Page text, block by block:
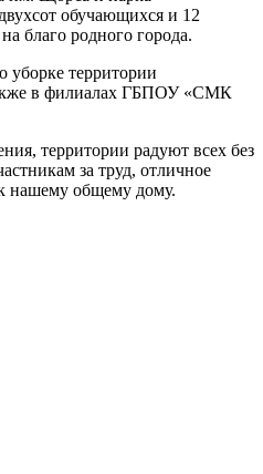
обучающихся и 12
благо родного города.
уборке территории
в филиалах ГБПОУ «СМК
территории радуют всех без
за труд, отличное
нашему общему дому.